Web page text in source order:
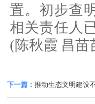
置。初步查
相关责任人
(陈秋霞 昌苗
下一篇： 推动生态文明建设